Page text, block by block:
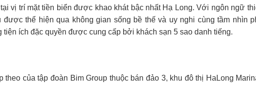
vị trí mặt tiền biển được khao khát bậc nhất Hạ Long. Với ngôn ngữ
thể hiện qua không gian sống bề thế và uy nghi cùng tầm nhìn
tiện ích đặc quyền được cung cấp bởi khách sạn 5 sao danh tiếng.
theo của tập đoàn Bim Group thuộc bán đảo 3, khu đô thị HaLong